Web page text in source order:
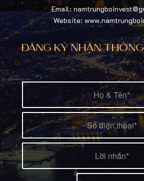
Email:
Website:
ĐĂNG KÝ NHẬN